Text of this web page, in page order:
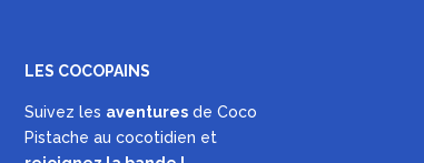
LES COCOPAINS
Suivez les aventures de Coco
Pistache au cocotidien et